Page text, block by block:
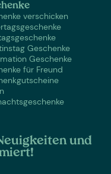
verschicken
Geschenke
Geschenke
für Freund
und